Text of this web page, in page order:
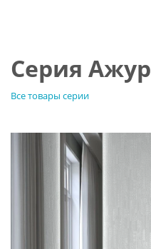
Серия Ажур
Все товары серии